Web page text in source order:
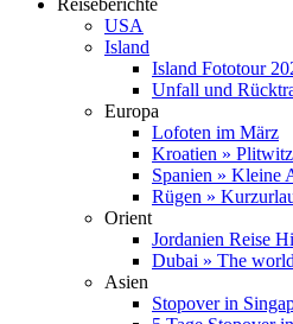
Reiseberichte
USA
Island
Island Fototour
Unfall und
Europa
Lofoten im März
Kroatien »
Spanien » Kleine
Rügen »
Orient
Jordanien Reise
Dubai » The
Asien
Stopover in